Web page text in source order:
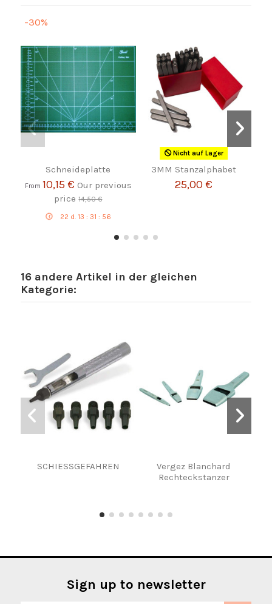
-30%
Schneideplatte
From 10,15 € Our previous
price14,50 €
22 d. 13 :31 : 55
Nicht auf Lager
3MM Stanzalphabet
25,00 €
16 andere Artikel in der gleichen
Kategorie:
SCHIESSGEFAHREN
Vergez Blanchard
Rechteckstanzer
Sign up to newsletter